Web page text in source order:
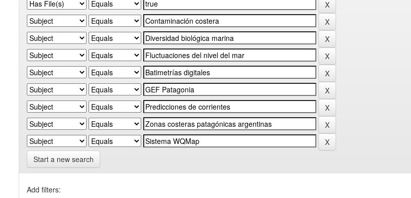
Start a new search
Add filters: